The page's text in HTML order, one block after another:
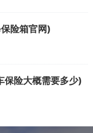
险箱官网)
保险大概需要多少)